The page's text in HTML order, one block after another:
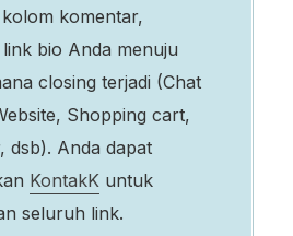
komentar,
bio Anda menuju
closing terjadi (Chat
Shopping cart,
dsb). Anda dapat
KontakKuntuk
seluruh link.